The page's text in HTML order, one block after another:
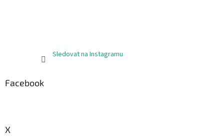
Sledovat na Instagramu
Facebook
X